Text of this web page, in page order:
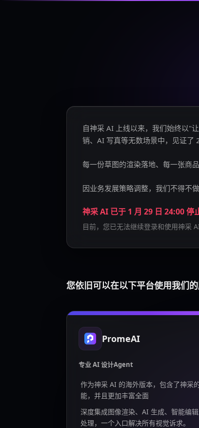
自神采 AI 上线以来，我们始终以"
销、AI 写真等无数场景中，见证了
每一份草图的渲染落地、每一张商
因业务发展策略调整，我们不得不
神采 AI 已于 1 月 29 日 24:00 停
目前，您已无法继续登录和使用神采
您依旧可以在以下平台使用我们
PromeAI
专业 AI 设计Agent
作为神采 AI 的海外版本，包含了神采
能，并且更加丰富全面
深度集成图像渲染、AI 生成、智能编
处理，一个入口解决所有视觉诉求。